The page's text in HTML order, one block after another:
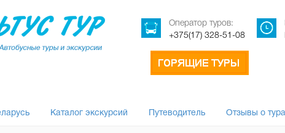
Оператор туров:
+375(17) 328-51-08
Каталог экскурсий Путеводитель Отзывы о